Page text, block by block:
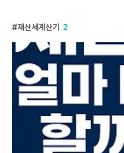
재산세계산기 2